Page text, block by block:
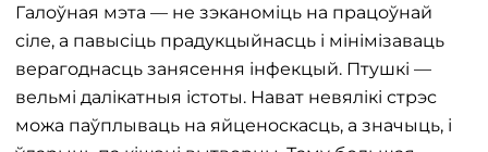
Галоўная мэта — не зэканоміць на працоўнай
сіле, а павысіць прадукцыйнасць і мінімізаваць
верагоднасць занясення інфекцый. Птушкі —
вельмі далікатныя істоты. Нават невялікі стрэс
можа паўплываць на яйценоскасць, а значыць, і